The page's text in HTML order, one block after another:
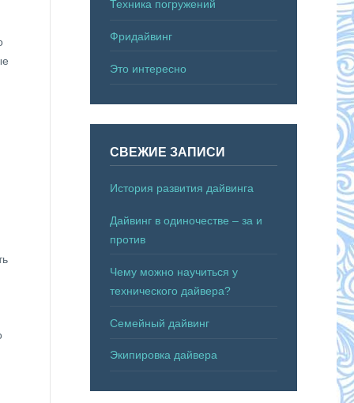
Техника погружений
Фридайвинг
Это интересно
СВЕЖИЕ ЗАПИСИ
История развития дайвинга
Дайвинг в одиночестве – за и
против
Чему можно научиться у
технического дайвера?
Семейный дайвинг
Экипировка дайвера